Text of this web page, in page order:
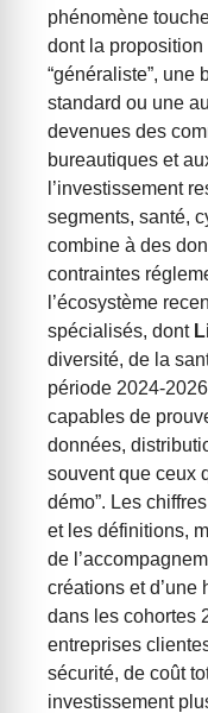
phénomène
dont la
“généraliste”, une
standard ou une
devenues des
bureautiques et
l’investissement
segments, santé,
combine à des
contraintes
l’écosystème
spécialisés, dont
diversité, de la
période 2024-
capables de
données,
souvent que ceux
démo”. Les
et les définitions,
de
créations et d’une
dans les cohortes
entreprises
sécurité, de coût
investissement